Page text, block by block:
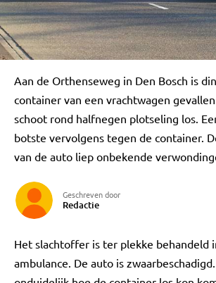
Aan de Orthenseweg in Den Bosch is
container van een vrachtwagen
schoot rond halfnegen plotseling los.
botste vervolgens tegen de container.
van de auto liep onbekende
Geschreven door
Redactie
Het slachtoffer is ter plekke behandeld
ambulance. De auto is